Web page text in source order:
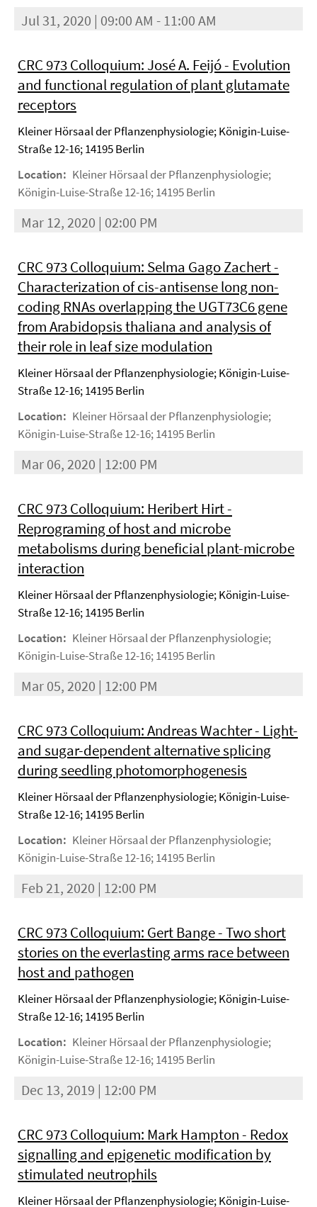
Jul 31, 2020 | 09:00 AM - 11:00 AM
CRC 973 Colloquium: José A. Feijó - Evolution
and functional regulation of plant glutamate
receptors
Kleiner Hörsaal der Pflanzenphysiologie; Königin-Luise-
Straße 12-16; 14195 Berlin
Location: Kleiner Hörsaal der Pflanzenphysiologie;
Königin-Luise-Straße 12-16; 14195 Berlin
Mar 12, 2020 | 02:00 PM
CRC 973 Colloquium: Selma Gago Zachert -
Characterization of cis-antisense long non-
coding RNAs overlapping the UGT73C6 gene
from Arabidopsis thaliana and analysis of
their role in leaf size modulation
Kleiner Hörsaal der Pflanzenphysiologie; Königin-Luise-
Straße 12-16; 14195 Berlin
Location: Kleiner Hörsaal der Pflanzenphysiologie;
Königin-Luise-Straße 12-16; 14195 Berlin
Mar 06, 2020 | 12:00 PM
CRC 973 Colloquium: Heribert Hirt -
Reprograming of host and microbe
metabolisms during beneficial plant-microbe
interaction
Kleiner Hörsaal der Pflanzenphysiologie; Königin-Luise-
Straße 12-16; 14195 Berlin
Location: Kleiner Hörsaal der Pflanzenphysiologie;
Königin-Luise-Straße 12-16; 14195 Berlin
Mar 05, 2020 | 12:00 PM
CRC 973 Colloquium: Andreas Wachter - Light-
and sugar-dependent alternative splicing
during seedling photomorphogenesis
Kleiner Hörsaal der Pflanzenphysiologie; Königin-Luise-
Straße 12-16; 14195 Berlin
Location: Kleiner Hörsaal der Pflanzenphysiologie;
Königin-Luise-Straße 12-16; 14195 Berlin
Feb 21, 2020 | 12:00 PM
CRC 973 Colloquium: Gert Bange - Two short
stories on the everlasting arms race between
host and pathogen
Kleiner Hörsaal der Pflanzenphysiologie; Königin-Luise-
Straße 12-16; 14195 Berlin
Location: Kleiner Hörsaal der Pflanzenphysiologie;
Königin-Luise-Straße 12-16; 14195 Berlin
Dec 13, 2019 | 12:00 PM
CRC 973 Colloquium: Mark Hampton - Redox
signalling and epigenetic modification by
stimulated neutrophils
Kleiner Hörsaal der Pflanzenphysiologie; Königin-Luise-